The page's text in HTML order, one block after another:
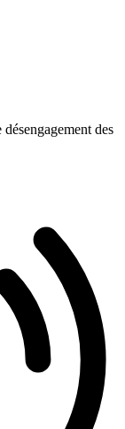
des